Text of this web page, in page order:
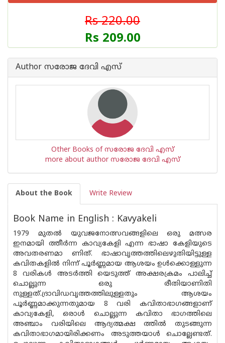
Rs 220.00
Rs 209.00
Author സരോജ ദേവി എസ്
Other Books of സരോജ ദേവി എസ്
more about author സരോജ ദേവി എസ്
About the Book Write Review
Book Name in English : Kavyakeli
1979 മുതൽ യുവജനോത്സവങ്ങളിലെ ഒരു മത്സര
ഇനമായി ത്തീർന്ന കാവ്യകേളി എന്ന ഭാഷാ കേളിയുടെ
അവതരണമാ ണിത്. ഭാഷാവൃത്തത്തിലെഴുതിയിട്ടുള്ള
കവിതകളിൽ നിന്ന് പൂർണ്ണമായ ആശയം ഉൾക്കൊള്ളുന്ന
8 വരികൾ അടർത്തി യെടുത്ത് അക്ഷരക്രമം പാലിച്ച്
ചൊല്ലുന്ന ഒരു രീതിയാണിതി
നുള്ളത്.ദ്രാവിഡവൃത്തത്തിലുള്ളതും ആശയം
പൂർണ്ണമാക്കുന്നതുമായ 8 വരി കവിതാഭാഗങ്ങളാണ്
കാവ്യകേളി, ഒരാൾ ചൊല്ലുന്ന കവിതാ ഭാഗത്തിലെ
അഞ്ചാം വരിയിലെ ആദ്യത്മക്ഷ ത്തിൽ തുടങ്ങുന്ന
കവിതാഭാഗമായിരിക്കണം അടുത്തയാൾ ചൊല്ലേണ്ടത്.